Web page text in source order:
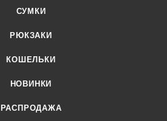
СУМКИ
РЮКЗАКИ
КОШЕЛЬКИ
НОВИНКИ
РАСПРОДАЖА